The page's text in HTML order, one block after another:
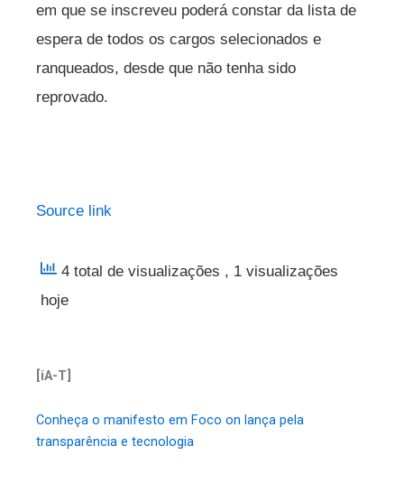
em que se inscreveu poderá constar da lista de
espera de todos os cargos selecionados e
ranqueados, desde que não tenha sido
reprovado.
Source link
4 total de visualizações , 1 visualizações
hoje
[iA-T]
Conheça o manifesto em Foco on lança pela
transparência e tecnologia